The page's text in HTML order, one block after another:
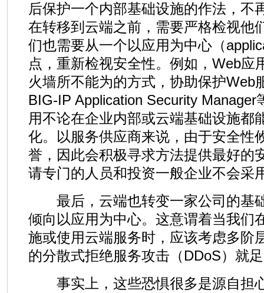
后保护一个内部基础设施的作法，不
在转移到云端之前，需要严格检视他
们也需要从一个以应用为中心（
点，重新检视安全性。例如，Web应
火墙所不能为的方式，协助保护Web
BIG-IP Application Security Manager
用不论在企业内部或云端基础设施都
化。以服务供应商来说，由于安全性
誉，因此会积极寻求方法提供最好的
请专门的人员和投资一般企业不会采
最后，云端也转变一家公司的基
倾向以应用为中心。这意谓着当我们
施或使用云端服务时，应该考虑多阶
的分散式拒绝服务攻击（DDoS）就
事实上，这些恐惧很多是源自担